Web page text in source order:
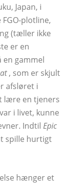
Japan, i
plotline,
(tæller ikke
er en
gammel
, som er skjult
afsløret i
lære en tjeners
i livet, kunne
Indtil Epic
spille hurtigt
hænger et